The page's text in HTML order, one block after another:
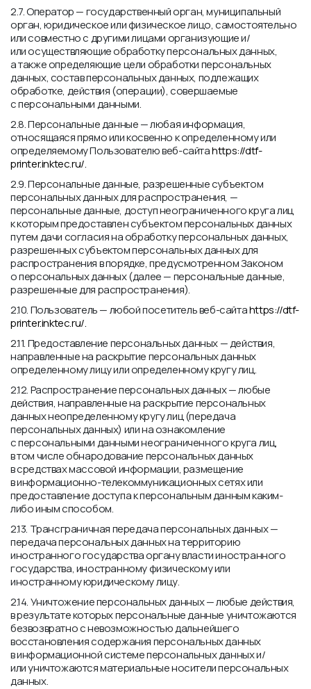
2.7. Оператор — государственный орган, муниципальный
орган, юридическое или физическое лицо, самостоятельно
или совместно с другими лицами организующие и/
или осуществляющие обработку персональных данных,
а также определяющие цели обработки персональных
данных, состав персональных данных, подлежащих
обработке, действия (операции), совершаемые
с персональными данными.
2.8. Персональные данные — любая информация,
относящаяся прямо или косвенно к определенному или
определяемому Пользователю веб-сайтаhttps://dtf-
printer.inktec.ru/.
2.9. Персональные данные, разрешенные субъектом
персональных данных для распространения, —
персональные данные, доступ неограниченного круга лиц
к которым предоставлен субъектом персональных данных
путем дачи согласия на обработку персональных данных,
разрешенных субъектом персональных данных для
распространения в порядке, предусмотренном Законом
о персональных данных (далее — персональные данные,
разрешенные для распространения).
2.10. Пользователь — любой посетитель веб-сайтаhttps://dtf-
printer.inktec.ru/.
2.11. Предоставление персональных данных — действия,
направленные на раскрытие персональных данных
определенному лицу или определенному кругу лиц.
2.12. Распространение персональных данных — любые
действия, направленные на раскрытие персональных
данных неопределенному кругу лиц (передача
персональных данных) или на ознакомление
с персональными данными неограниченного круга лиц,
в том числе обнародование персональных данных
в средствах массовой информации, размещение
в информационно-телекоммуникационных сетях или
предоставление доступа к персональным данным каким-
либо иным способом.
2.13. Трансграничная передача персональных данных —
передача персональных данных на территорию
иностранного государства органу власти иностранного
государства, иностранному физическому или
иностранному юридическому лицу.
2.14. Уничтожение персональных данных — любые действия,
в результате которых персональные данные уничтожаются
безвозвратно с невозможностью дальнейшего
восстановления содержания персональных данных
в информационной системе персональных данных и/
или уничтожаются материальные носители персональных
данных.